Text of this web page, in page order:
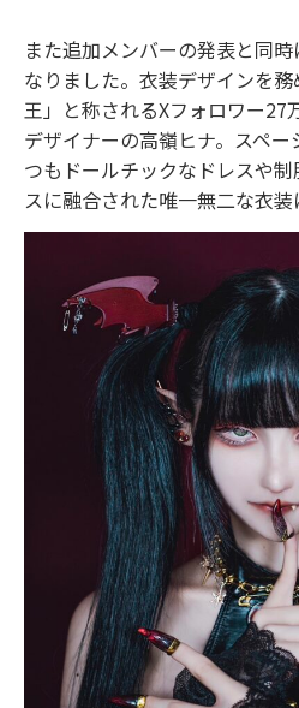
また追加メンバーの発表と同
なりました。⾐装デザインを
王」と称されるXフォロワー27
デザイナーの⾼嶺ヒナ。スペ
つもドールチックなドレスや
スに融合された唯⼀無⼆な⾐装